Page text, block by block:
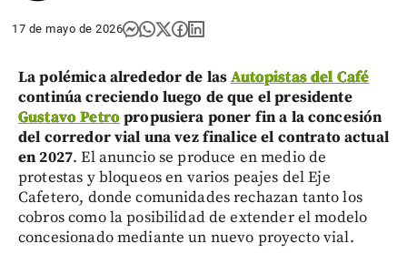
17 de mayo de 2026
La polémica alrededor de lasAutopistas del Café
continúa creciendo luego de que el presidente
Gustavo Petropropusiera poner fin a la concesión
del corredor vial una vez finalice el contrato actual
en 2027. El anuncio se produce en medio de
protestas y bloqueos en varios peajes del Eje
Cafetero, donde comunidades rechazan tanto los
cobros como la posibilidad de extender el modelo
concesionado mediante un nuevo proyecto vial.